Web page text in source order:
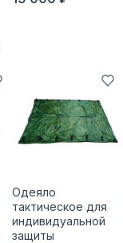
Одеяло
тактическое для
индивидуальной
защиты